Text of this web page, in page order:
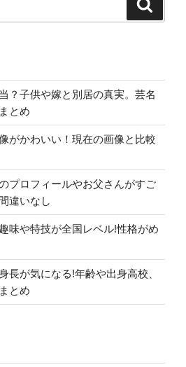
？子供や嫁と別居の真実。芸名
とめ
がかわいい！現在の画像と比較
プロフィールやお父さんがすご
違いなし
味や特技が全国レベル!性格がめ
長が気になる!年齢や出身高校、
とめ